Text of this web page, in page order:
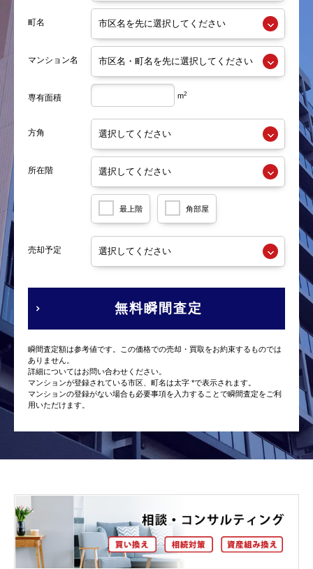
町名
マンション名
専有面積 m2
方角
所在階
最上階 角部屋
売却予定
無料瞬間査定
瞬間査定額は参考値です。この価格での売却・買取をお約束するものでは
ありません。
詳細についてはお問い合わせください。
マンションが登録されている市区、町名は太字 *で表示されます。
マンションの登録がない場合も必要事項を入力することで瞬間査定をご利
用いただけます。